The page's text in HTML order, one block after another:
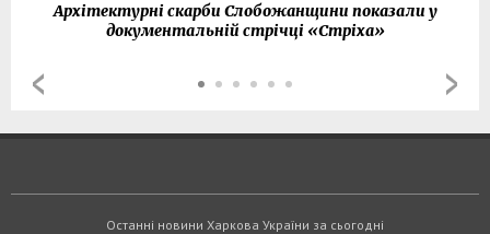
Архітектурні скарби Слобожанщини показали у
документальній стрічці «Стріха»
Останні новини Харкова України за сьогодні